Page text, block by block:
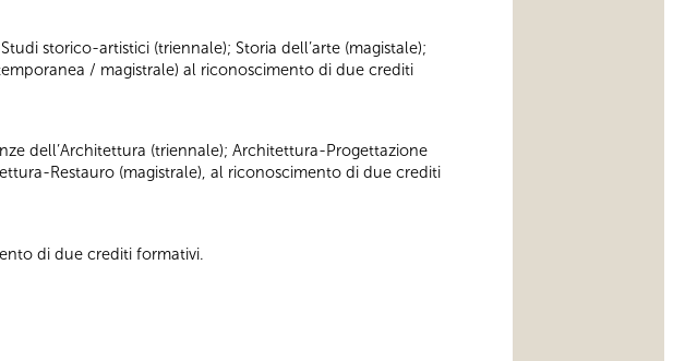
storico-artistici (triennale); Storia dell’arte (magistale);
/ magistrale) al riconoscimento di due crediti
dell’Architettura (triennale); Architettura-Progettazione
Restauro (magistrale), al riconoscimento di due crediti
di due crediti formativi.